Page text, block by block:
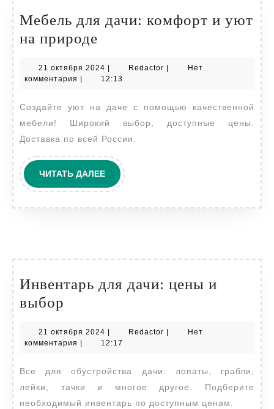
Мебель для дачи: комфорт и уют
на природе
дачи:
и
уют
природе
21 октября 2024 21
октября
Redactor Redactor
Нет
комментария
12:13
Создайте уют на даче с помощью качественной
мебели! Широкий выбор, доступные цены.
Доставка по всей России.
ЧИТАТЬ ДАЛЕЕЧИТАТЬ
ДАЛЕЕ
Инвентарь для дачи: цены и
выбор
дачи:
и
выбор
21 октября 2024 21
октября
| Redactor Redactor
|
Нет
комментария | 12:17
Все для обустройства дачи: лопаты, грабли,
лейки, тачки и многое другое. Подберите
необходимый инвентарь по доступным ценам.